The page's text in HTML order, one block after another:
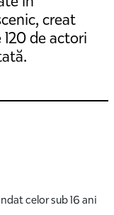
creat
de actori
celor sub 16 ani